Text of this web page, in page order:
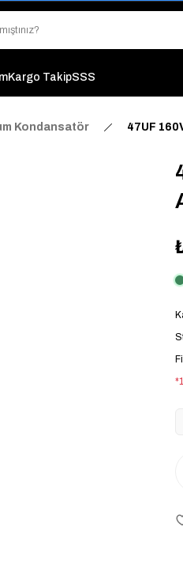
"Saat 14:00'a Kadar Verilen
"Binlerce Ürün Çeşitliliği ile
Kargo TakipSSS
Kondansatör 47UF